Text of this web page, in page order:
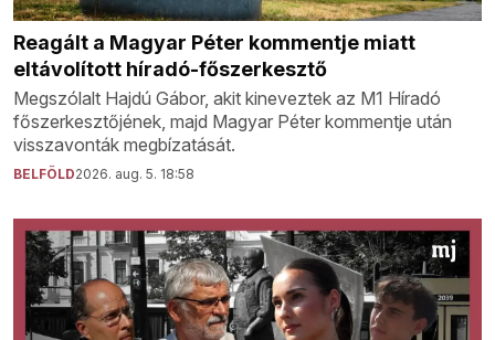
Reagált a Magyar Péter kommentje miatt
eltávolított híradó-főszerkesztő
Megszólalt Hajdú Gábor, akit kineveztek az M1 Híradó
főszerkesztőjének, majd Magyar Péter kommentje után
visszavonták megbízatását.
BELFÖLD2026. aug. 5. 18:58